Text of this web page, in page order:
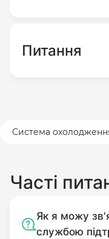
Питання
Система
Часті
Як я можу
службою